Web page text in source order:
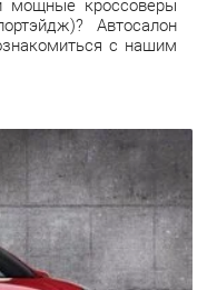
мощные кроссоверы
Автосалон
с нашим